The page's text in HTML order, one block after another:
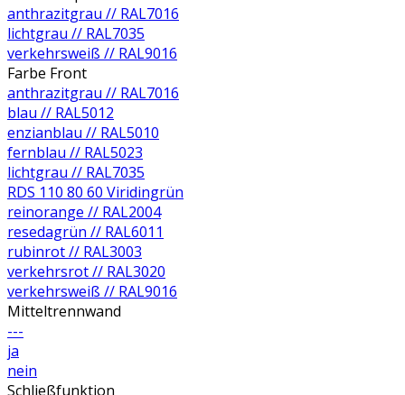
anthrazitgrau // RAL7016
lichtgrau // RAL7035
verkehrsweiß // RAL9016
Farbe Front
anthrazitgrau // RAL7016
blau // RAL5012
enzianblau // RAL5010
fernblau // RAL5023
lichtgrau // RAL7035
RDS 110 80 60 Viridingrün
reinorange // RAL2004
resedagrün // RAL6011
rubinrot // RAL3003
verkehrsrot // RAL3020
verkehrsweiß // RAL9016
Mitteltrennwand
---
ja
nein
Schließfunktion